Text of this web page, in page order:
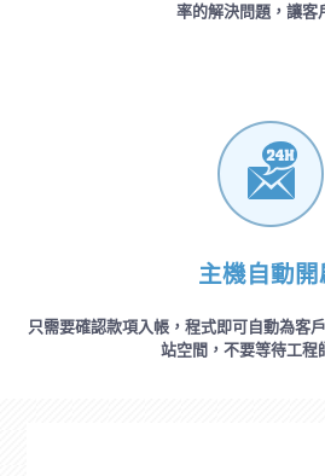
率的解決問題，讓客
主機自動開
只需要確認款項入帳，程式即可自動為客
站空間，不要等待工程